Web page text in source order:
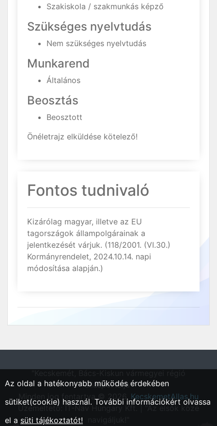
Szakiskola / szakmunkás képző
Szükséges nyelvtudás
Nem szükséges nyelvtudás
Munkarend
Általános
Beosztás
Beosztott
Önéletrajz elküldése kötelező!
Fontos tudnivaló
Kizárólag magyar, illetve az EU
tagországok állampolgárainak a
jelentkezését várjuk. (118/2001. (VI.30.)
Kormányrendelet, 2024.10.14. napi
módosítása alapján.)
állásportálja"
Minden jog fentartva © 2026. KecskemetAllas.hu
Üzemeltető: IT-Nav Hungary Kft. | "Az elsők közé
Az oldal a hatékonyabb működés érdekében
sütiket(cookie) használ. További információkért olvassa
el a süti tájékoztatót!